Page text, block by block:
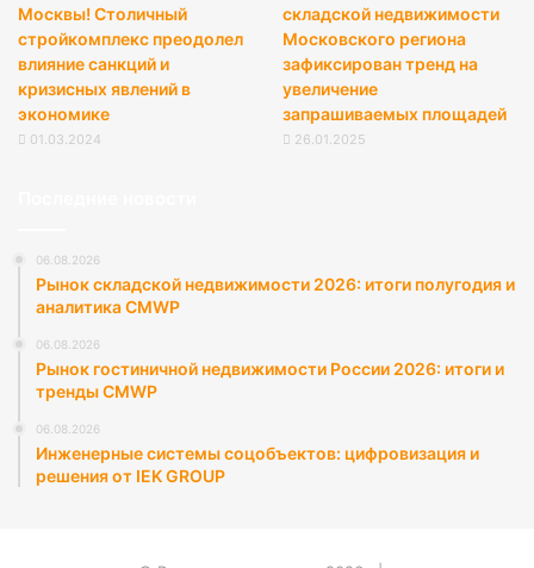
Москвы! Столичный
стройкомплекс преодолел
влияние санкций и
кризисных явлений в
экономике
01.03.2024
складской недвижимости
Московского региона
зафиксирован тренд на
увеличение
запрашиваемых площадей
26.01.2025
06.08.2026
Рынок складской недвижимости 2026: итоги полугодия и
аналитика CMWP
06.08.2026
Рынок гостиничной недвижимости России 2026: итоги и
тренды CMWP
06.08.2026
Инженерные системы соцобъектов: цифровизация и
решения от IEK GROUP